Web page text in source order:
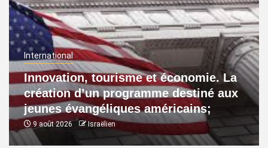
International
Innovation, tourisme et économie. La
création d’un programme destiné aux
jeunes évangéliques américains;
9 août 2026 Israëlien